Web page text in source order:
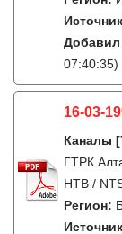
Добавил
07:40:35)
16-03-
Каналы
ГТРК
НТВ /
Регион: